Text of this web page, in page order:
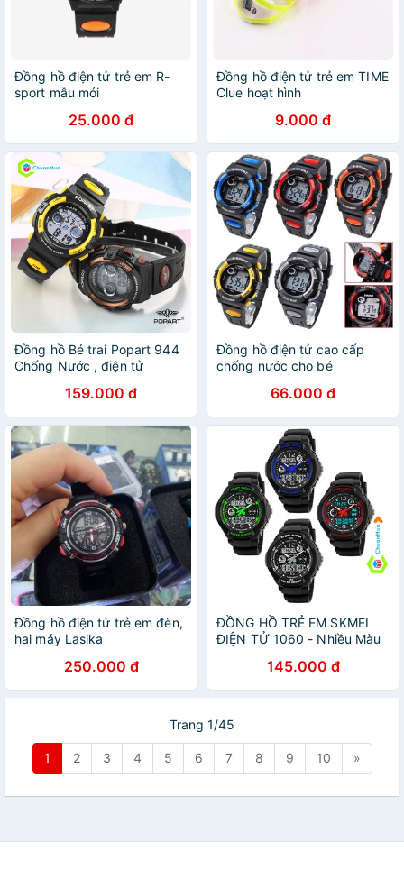
Đồng hồ điện tử trẻ em R-
sport mẫu mới
25.000 đ
Đồng hồ điện tử trẻ em TIME
Clue hoạt hình
9.000 đ
Đồng hồ Bé trai Popart 944
Chống Nước , điện tử
159.000 đ
Đồng hồ điện tử cao cấp
chống nước cho bé
66.000 đ
Đồng hồ điện tử trẻ em đèn,
hai máy Lasika
250.000 đ
ĐỒNG HỒ TRẺ EM SKMEI
ĐIỆN TỬ 1060 - Nhiều Màu
145.000 đ
Trang 1/45
1 2 3 4 5 6 7 8 9 10 »